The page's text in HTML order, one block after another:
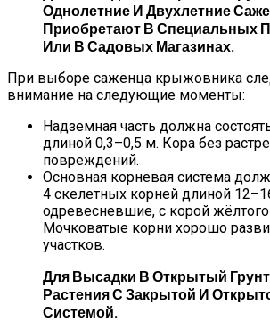
Однолетние И Двухлетние
Приобретают В Специальных
Или В Садовых Магазинах.
При выборе саженца крыжовника
внимание на следующие моменты:
Надземная часть должна
длиной 0,3–0,5 м. Кора без
повреждений.
Основная корневая система
4 скелетных корней длиной
одревесневшие, с корой жёлтого
Мочковатые корни хорошо
участков.
Для Высадки В Открытый
Растения С Закрытой И
Системой.